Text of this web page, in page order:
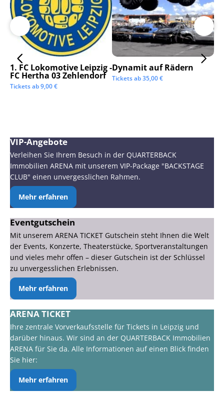
1. FC Lokomotive Leipzig -
FC Hertha 03 Zehlendorf
Tickets ab9,00€
Dynamit auf Rädern
Tickets ab35,00€
VIP-Angebote
Verleihen Sie Ihrem Besuch in der QUARTERBACK
Immobilien ARENA mit unserem VIP-Package "BACKSTAGE
CLUB" einen unvergesslichen Rahmen.
Mehr erfahren
Eventgutschein
Mit unserem ARENA TICKET Gutschein steht Ihnen die Welt
der Events, Konzerte, Theaterstücke, Sportveranstaltungen
und vieles mehr offen – dieser Gutschein ist der Schlüssel
zu unvergesslichen Erlebnissen.
Mehr erfahren
ARENA TICKET
Ihre zentrale Vorverkaufsstelle für Tickets in Leipzig und
darüber hinaus. Wir sind an der QUARTERBACK Immobilien
ARENA für Sie da. Alle Informationen auf einen Blick finden
Sie hier:
Mehr erfahren